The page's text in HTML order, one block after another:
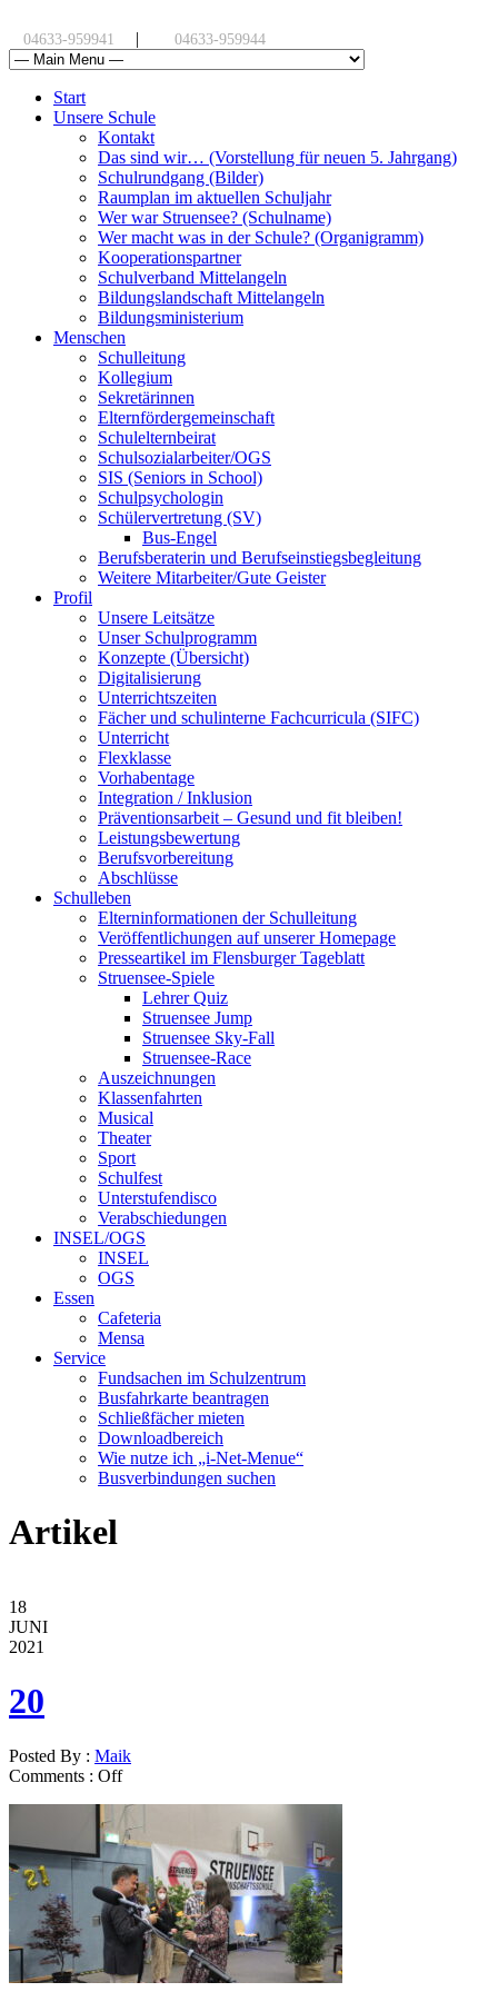
04633-959941 | 04633-959944
Start
Unsere Schule
Kontakt
Das sind wir… (Vorstellung für neuen 5. Jahrgang)
Schulrundgang (Bilder)
Raumplan im aktuellen Schuljahr
Wer war Struensee? (Schulname)
Wer macht was in der Schule? (Organigramm)
Kooperationspartner
Schulverband Mittelangeln
Bildungslandschaft Mittelangeln
Bildungsministerium
Menschen
Schulleitung
Kollegium
Sekretärinnen
Elternfördergemeinschaft
Schulelternbeirat
Schulsozialarbeiter/OGS
SIS (Seniors in School)
Schulpsychologin
Schülervertretung (SV)
Bus-Engel
Berufsberaterin und Berufseinstiegsbegleitung
Weitere Mitarbeiter/Gute Geister
Profil
Unsere Leitsätze
Unser Schulprogramm
Konzepte (Übersicht)
Digitalisierung
Unterrichtszeiten
Fächer und schulinterne Fachcurricula (SIFC)
Unterricht
Flexklasse
Vorhabentage
Integration / Inklusion
Präventionsarbeit – Gesund und fit bleiben!
Leistungsbewertung
Berufsvorbereitung
Abschlüsse
Schulleben
Elterninformationen der Schulleitung
Veröffentlichungen auf unserer Homepage
Presseartikel im Flensburger Tageblatt
Struensee-Spiele
Lehrer Quiz
Struensee Jump
Struensee Sky-Fall
Struensee-Race
Auszeichnungen
Klassenfahrten
Musical
Theater
Sport
Schulfest
Unterstufendisco
Verabschiedungen
INSEL/OGS
INSEL
OGS
Essen
Cafeteria
Mensa
Service
Fundsachen im Schulzentrum
Busfahrkarte beantragen
Schließfächer mieten
Downloadbereich
Wie nutze ich „i-Net-Menue“
Busverbindungen suchen
Artikel
18
JUNI
2021
20
Posted By : Maik
Comments : Off